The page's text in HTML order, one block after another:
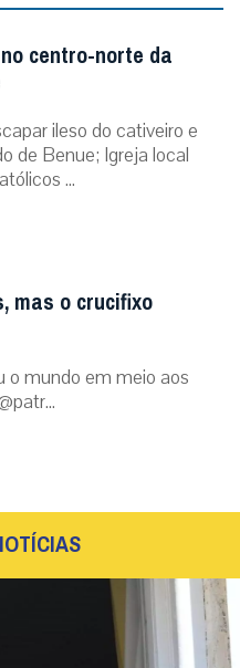
centro-norte da
ileso do cativeiro e
de Benue; Igreja local
...
mas o crucifixo
o mundo em meio aos